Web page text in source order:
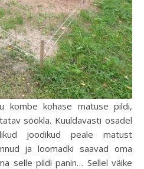
kombe kohase matuse pildi,
söökla. Kuuldavasti osadel
joodikud peale matust
ja loomadki saavad oma
selle pildi panin… Sellel väike